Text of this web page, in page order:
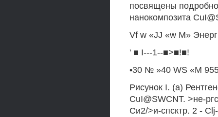
посвящены
нанокомпозита
Vf w «JJ «w M»
' ■ I---1--■>■!■!
•30 № »40 WS «М
Рисунок I. (а)
CuI@SWCNT. >не-
Си2/>и-спсктр. 2 -